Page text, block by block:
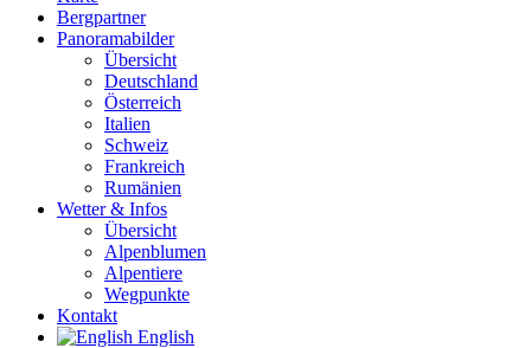
Bergpartner
Panoramabilder
Übersicht
Deutschland
Österreich
Italien
Schweiz
Frankreich
Rumänien
Wetter & Infos
Übersicht
Alpenblumen
Alpentiere
Wegpunkte
Kontakt
English